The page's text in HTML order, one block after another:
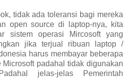
tidak ada toleransi bagi mereka
open source di laptop-nya, kita
sistem operasi Mircosoft yang
jika terjual ribuan laptop /
harus membayar beberapa
padahal tidak digunakan
jelas-jelas Pemerintah